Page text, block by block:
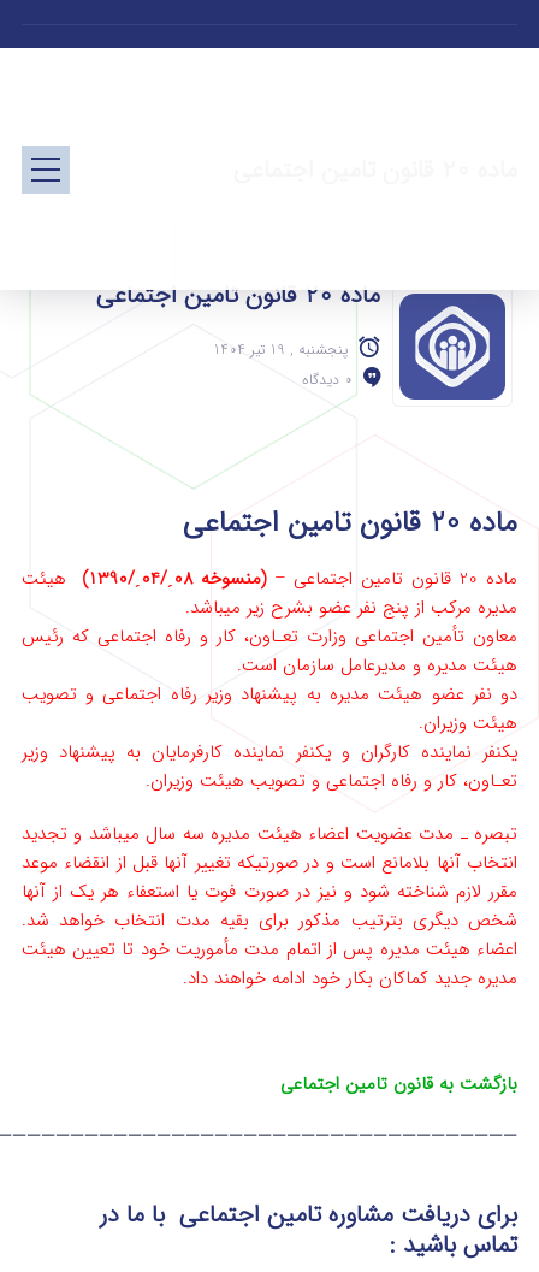
ماده 20 قانون تامین اجتماعی
پنجشنبه , 19 تیر 1404
0 دیدگاه
ماده 20 قانون تامین اجتماعی
ماده 20 قانون تامین اجتماعی – (منسوخه 08ˏ/04ˏ/1390)
هیئت
مدیره مرکب از پنج نفر عضو بشرح زیر میباشد.
معاون تأمین اجتماعی وزارت تعـاون، کار و رفاه اجتماعی که رئیس
هیئت مدیره و مدیرعامل سازمان است.
دو نفر عضو هیئت مدیره به پیشنهاد وزیر رفاه اجتماعی و تصویب
هیئت ‌وزیران.
یکنفر نماینده کارگران و یکنفر نماینده کارفرمایان به پیشنهاد وزیر
تعـاون، کار و رفاه اجتماعی و تصویب هیئت وزیران.
تبصره ـ مدت عضویت اعضاء هیئت مدیره سه سال میباشد و تجدید
انتخاب آنها بلامانع است و در صورتیکه تغییر آنها قبل از انقضاء موعد
‌مقرر لازم شناخته شود و نیز در صورت فوت یا استعفاء هر یک از آنها
شخص دیگری بترتیب مذکور برای بقیه مدت انتخاب خواهد شد.
اعضاء هیئت ‌مدیره پس از اتمام مدت مأموریت خود تا تعیین هیئت
مدیره جدید کماکان بکار خود ادامه خواهند داد.
بازگشت به قانون تامین اجتماعی
برای دریافت مشاوره تامین اجتماعیبا ما در
تماسباشید :